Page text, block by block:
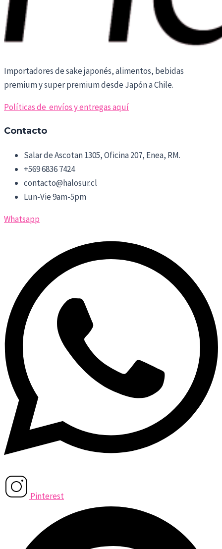
Importadores de sake japonés, alimentos, bebidas
premium y super premium desde Japón a Chile.
Políticas de envíos y entregas aquí
Contacto
Salar de Ascotan 1305, Oficina 207, Enea, RM.
+569 6836 7424
contacto@halosur.cl
Lun-Vie 9am-5pm
Whatsapp
Pinterest